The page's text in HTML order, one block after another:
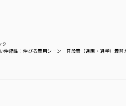
伸縮性 ：伸びる着用シーン ：普段着（通園・通学） 着替
ク